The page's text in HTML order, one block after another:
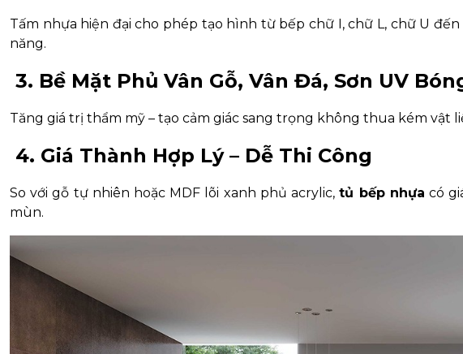
Tấm nhựa hiện đại cho phép tạo hình từ bếp chữ I, chữ L, chữ U
năng.
3. Bề Mặt Phủ Vân Gỗ, Vân Đá, Sơn UV
Tăng giá trị thẩm mỹ – tạo cảm giác sang trọng không thua kém vật
4. Giá Thành Hợp Lý – Dễ Thi Công
So với gỗ tự nhiên hoặc MDF lõi xanh phủ acrylic,tủ bếp nhựa có
mùn.